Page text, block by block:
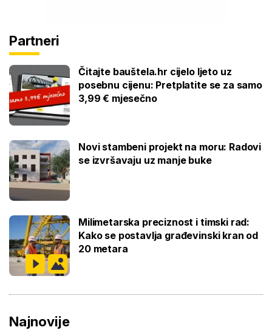
Partneri
Čitajte bauštela.hr cijelo ljeto uz
posebnu cijenu: Pretplatite se za samo
3,99 € mjesečno
Novi stambeni projekt na moru: Radovi
se izvršavaju uz manje buke
Milimetarska preciznost i timski rad:
Kako se postavlja građevinski kran od
20 metara
Najnovije